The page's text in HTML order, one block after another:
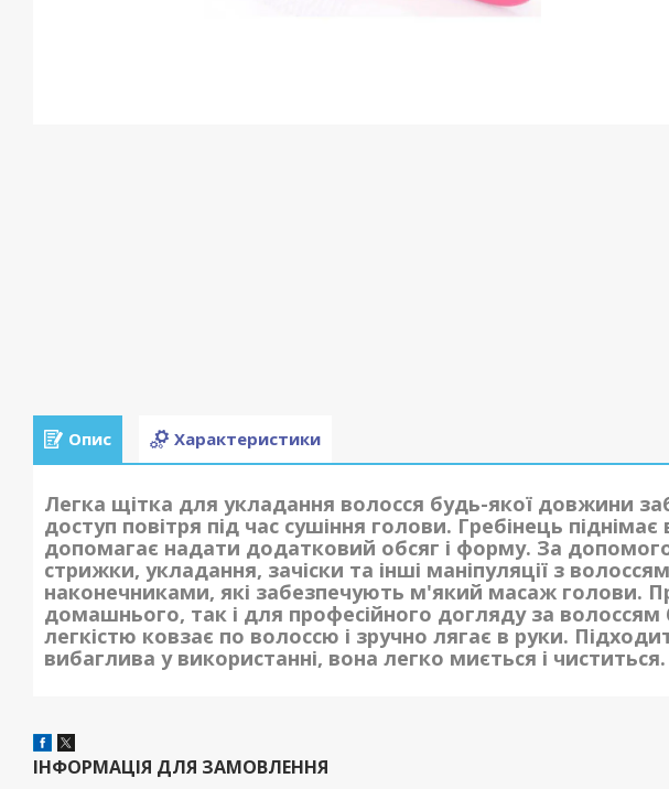
Опис Характеристики
Легка щітка для укладання волосся будь-якої довжини
доступ повітря під час сушіння голови. Гребінець піднімає
допомагає надати додатковий обсяг і форму. За
стрижки, укладання, зачіски та інші маніпуляції з
наконечниками, які забезпечують м'який масаж голови.
домашнього, так і для професійного догляду за
легкістю ковзає по волоссю і зручно лягає в руки.
вибаглива у використанні, вона легко миється і чиститься.
ІНФОРМАЦІЯ ДЛЯ ЗАМОВЛЕННЯ